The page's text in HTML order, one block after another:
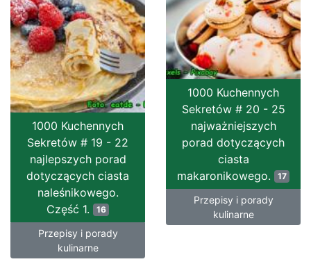
1000 Kuchennych
Sekretów # 20 - 25
najważniejszych
porad dotyczących
ciasta
makaronikowego.
17
Przepisy i porady
kulinarne
1000 Kuchennych
Sekretów # 19 - 22
najlepszych porad
dotyczących ciasta
naleśnikowego.
Część 1.
16
Przepisy i porady
kulinarne